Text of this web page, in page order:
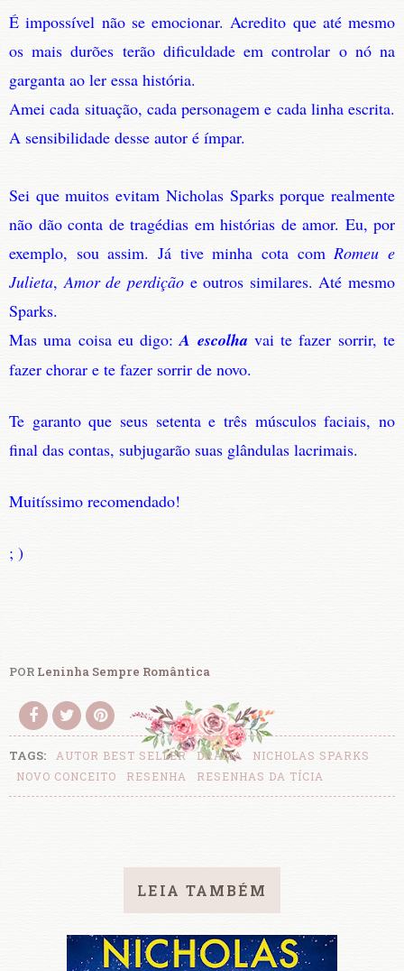
É impossível não se emocionar. Acredito que até mesmo
os mais durões terão dificuldade em controlar o nó na
garganta ao ler essa história.
Amei cada situação, cada personagem e cada linha escrita.
A sensibilidade desse autor é ímpar.
Sei que muitos evitam Nicholas Sparks porque realmente
não dão conta de tragédias em histórias de amor. Eu, por
exemplo, sou assim. Já tive minha cota comRomeu e
Julieta,Amor de perdiçãoe outros similares. Até mesmo
Sparks.
Mas uma coisa eu digo:A escolha vai te fazer sorrir, te
fazer chorar e te fazer sorrir de novo.
Te garanto que seus setenta e três músculos faciais, no
final das contas, subjugarão suas glândulas lacrimais.
Muitíssimo recomendado!
; )
POR Leninha Sempre Romântica
TAGS: AUTOR BEST SELLER DRAMA
NICHOLAS SPARKS
NOVO CONCEITO
RESENHA RESENHAS DA TÍCIA
LEIA TAMBÉM